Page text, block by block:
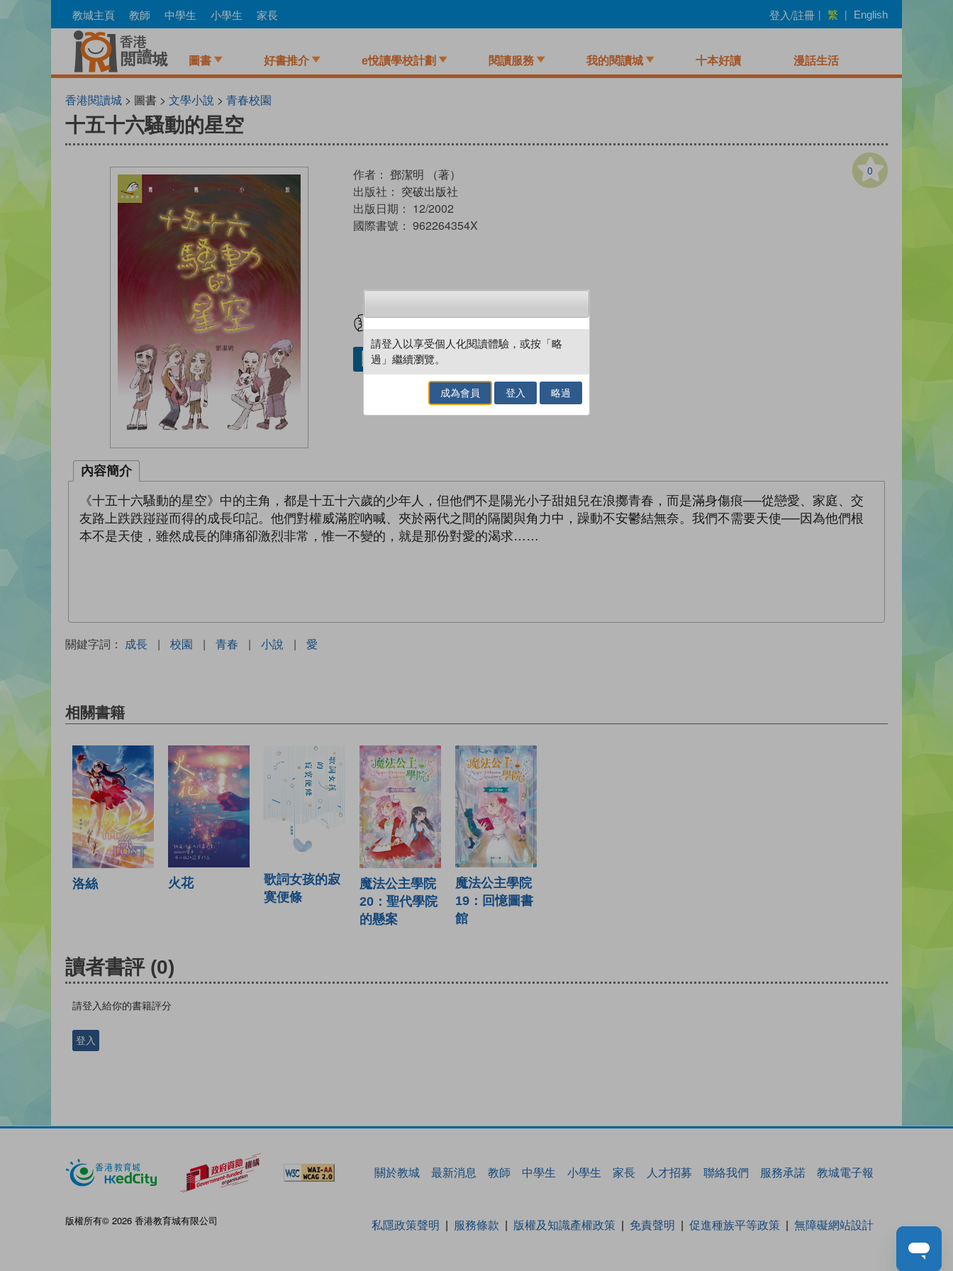
to
教城主頁 教師 中學生 小學生 家長 登入/註冊 | 繁 | English
圖書 好書推介 e悅讀學校計劃 閱讀服務 我的閱讀城 十本好讀 漫話生活
香港閱讀城 > 圖書 > 文學小說 > 青春校園
十五十六騷動的星空
0
作者： 鄧潔明 （著）
出版社： 突破出版社
出版日期： 12/2002
國際書號： 962264354X
借閱實體書
內容簡介
《十五十六騷動的星空》中的主角，都是十五十六歲的少年人，但他們不是陽光小子甜姐兒在浪擲青春，而是滿身傷痕──從戀愛、家庭、交
友路上跌跌踫踫而得的成長印記。他們對權威滿腔吶喊、夾於兩代之間的隔閡與角力中，躁動不安鬱結無奈。我們不需要天使──因為他們根
本不是天使，雖然成長的陣痛卻激烈非常，惟一不變的，就是那份對愛的渴求……
關鍵字詞： 成長 | 校園 | 青春 | 小說 | 愛
相關書籍
洛絲 火花
歌詞女孩的寂
寞便條
魔法公主學院
20：聖代學院
的懸案
魔法公主學院
19：回憶圖書
館
讀者書評 (0)
請登入給你的書籍評分
登入
關於教城 最新消息 教師 中學生 小學生 家長 人才招募 聯絡我們 服務承諾 教城電子報
版權所有© 2026 香港教育城有限公司 私隱政策聲明 服務條款 版權及知識產權政策 免責聲明 促進種族平等政策 無障礙網站設計
請登入以享受個人化閱讀體驗，或按「略
過」繼續瀏覽。
成為會員 登入 略過